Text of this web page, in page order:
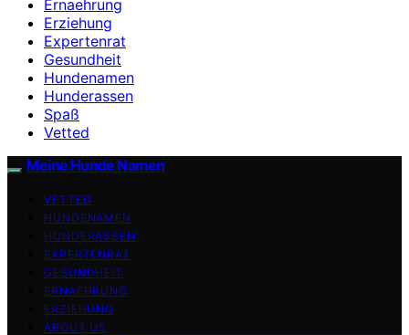
Ernaehrung
Erziehung
Expertenrat
Gesundheit
Hundenamen
Hunderassen
Spaß
Vetted
Meine Hunde Namen
VETTED
HUNDENAMEN
HUNDERASSEN
EXPERTENRAT
GESUNDHEIT
ERNAEHRUNG
ERZIEHUNG
ABOUT US